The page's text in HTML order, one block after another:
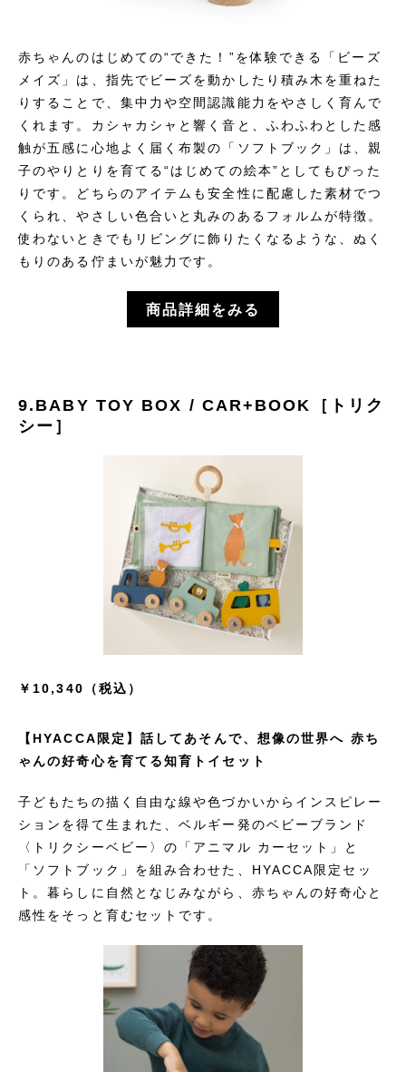
赤ちゃんのはじめての“できた！”を体験できる「ビーズ
メイズ」は、指先でビーズを動かしたり積み木を重ねた
りすることで、集中力や空間認識能力をやさしく育んで
くれます。カシャカシャと響く音と、ふわふわとした感
触が五感に心地よく届く布製の「ソフトブック」は、親
子のやりとりを育てる“はじめての絵本”としてもぴった
りです。どちらのアイテムも安全性に配慮した素材でつ
くられ、やさしい色合いと丸みのあるフォルムが特徴。
使わないときでもリビングに飾りたくなるような、ぬく
もりのある佇まいが魅力です。
商品詳細をみる
9.BABY TOY BOX / CAR+BOOK［トリク
シー］
￥10,340（税込）
【HYACCA限定】話してあそんで、想像の世界へ 赤ち
ゃんの好奇心を育てる知育トイセット
子どもたちの描く自由な線や色づかいからインスピレー
ションを得て生まれた、ベルギー発のベビーブランド
〈トリクシーベビー〉の「アニマル カーセット」と
「ソフトブック」を組み合わせた、HYACCA限定セッ
ト。暮らしに自然となじみながら、赤ちゃんの好奇心と
感性をそっと育むセットです。